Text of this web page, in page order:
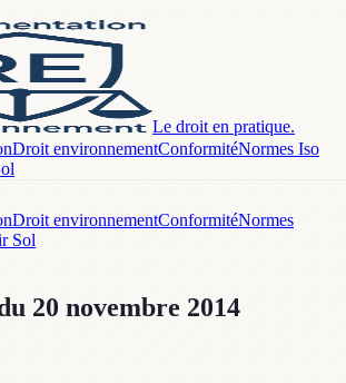
Le droit en pratique.
Droit environnementConformitéNormes Iso
Droit environnementConformitéNormes
Sol
20 novembre 2014